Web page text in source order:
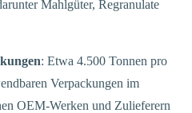
Mahlgüter, Regranulate
: Etwa 4.500 Tonnen pro
Verpackungen im
OEM-Werken und Zulieferern